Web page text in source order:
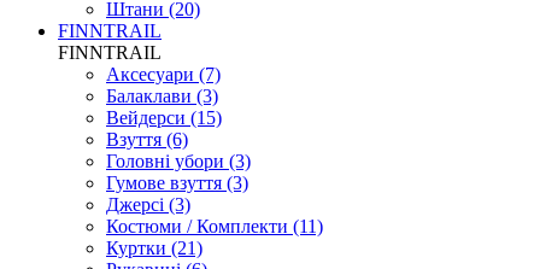
Штани (20)
FINNTRAIL
FINNTRAIL
Аксесуари (7)
Балаклави (3)
Вейдерси (15)
Взуття (6)
Головні убори (3)
Гумове взуття (3)
Джерсі (3)
Костюми / Комплекти (11)
Куртки (21)